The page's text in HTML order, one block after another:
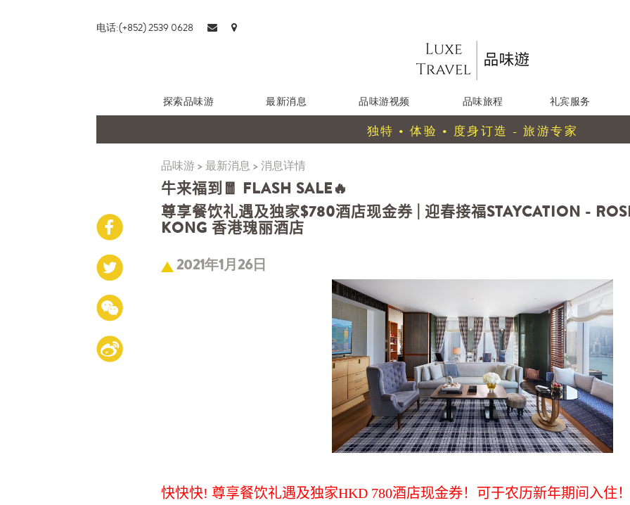
电话:(+852) 2539 0628
探索品味游 最新消息 品味游视频 品味旅程 礼宾服务
独特 • 体验 • 度身订造 - 旅游专家
品味游>最新消息>消息详情
牛来福到🧧 FLASH SALE🔥
尊享餐饮礼遇及独家$780酒店现金券 | 迎春接福STAYCATION -
KONG 香港瑰丽酒店
2021年1月26日
快快快! 尊享餐饮礼遇及独家HKD 780酒店现金券！可于农历新年期间入住！